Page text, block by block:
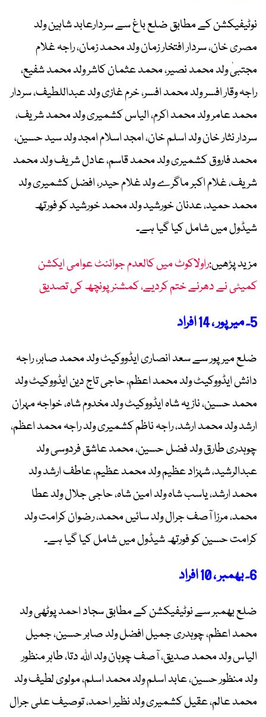
نوٹیفیکشن کے مطابق ضلع باغ سے سردارعابد شاہین ولد
مصری خان، سردار افتخار زمان ولد محمد زمان، راجہ غلام
مجتبیٰ ولد محمد نصیر، محمد عثمان کاشر ولد محمد شفیع،
راجہ وقار افسر ولد محمد افسر، خرم غازی ولد عبداللطیف، سردار
محمد عامر ولد محمد اکرم، الیاس کشمیری ولد محمد شریف،
سردار نثار خان ولد اسلم خان، امجد اسلام امجد ولد سید حسین،
محمد فاروق کشمیری ولد محمد قاسم، عادل شریف ولد محمد
شریف، غلام اکبر ماگرے ولد غلام حیدر، افضل کشمیری ولد
محمد حمید، عدنان خورشید ولد محمد خورشید کو فورتھ
شیڈول میں شامل کیا گیا ہے۔
مزید پڑھیں:راولاکوٹ میں کالعدم جوائنٹ عوامی ایکشن
کمیٹی نے دھرنے ختم کردیے، کمشنر پونچھ کی تصدیق
5۔ میرپور ، 14 افراد
ضلع میرپور سے سعد انصاری ایڈووکیٹ ولد محمد صابر، راجہ
دانش ایڈووکیٹ ولد محمد اعظم، حاجی تاج دین ایڈووکیٹ ولد
محمد حسین، نازیہ شاہ ایڈووکیٹ ولد مخدوم شاہ، خواجہ مہران
ارشد ولد محمد ارشد، راجہ ناظم کشمیری ولد راجہ محمد اعظم،
چوہدری طارق ولد فضل حسین، محمد عاشق فردوسی ولد
عبدالرشید، شہزاد عظیم ولد محمد عظیم، عاطف ارشد ولد
محمد ارشد، یاسب شاہ ولد امین شاہ، حاجی جلال ولد عطا
محمد، مرزا آصف جرال ولد سائیں محمد، رضوان کرامت ولد
کرامت حسین کو فورتھ شیڈول میں شامل کیا گیا ہے۔
6۔ بھمبر ، 10 افراد
ضلع بھمبر سے نوٹیفیکشن کے مطابق سجاد احمد پوٹھی ولد
محمد اعظم، چوہدری جمیل افضل ولد صابر حسین، جمیل
الیاس ولد محمد صدیق، آصف چوہان ولد اللہ دتا، طاہر منظور
ولد منظور حسین، عابد اسلم ولد محمد اسلم، مولوی لطیف ولد
محمد عالم، عقیل کشمیری ولد نظیر احمد، توصیف علی جرال